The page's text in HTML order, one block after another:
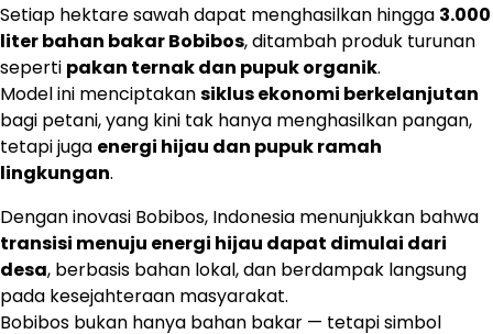
Setiap hektare sawah dapat menghasilkan hingga 3.000
liter bahan bakar Bobibos, ditambah produk turunan
seperti pakan ternak dan pupuk organik.
Model ini menciptakansiklus ekonomi berkelanjutan
bagi petani, yang kini tak hanya menghasilkan pangan,
tetapi juga energi hijau dan pupuk ramah
lingkungan.
Dengan inovasi Bobibos, Indonesia menunjukkan bahwa
transisi menuju energi hijau dapat dimulai dari
desa, berbasis bahan lokal, dan berdampak langsung
pada kesejahteraan masyarakat.
Bobibos bukan hanya bahan bakar — tetapi simbol